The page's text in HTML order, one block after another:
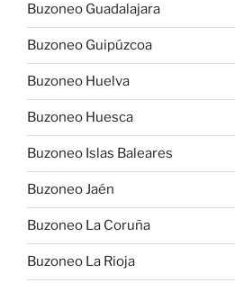
Buzoneo Guadalajara
Buzoneo Guipúzcoa
Buzoneo Huelva
Buzoneo Huesca
Buzoneo Islas Baleares
Buzoneo Jaén
Buzoneo La Coruña
Buzoneo La Rioja